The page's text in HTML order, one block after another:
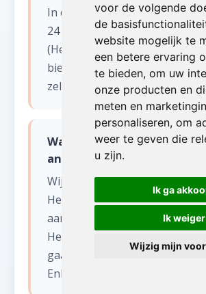
voor de volgende
de
website mogelijk te
een betere ervaring
te bieden, om uw
onze producten en
meten en
personaliseren, om
weer te geven die
u zijn.
Ik ga
Ik weiger
Wijzig mijn
In de meeste gevallen kunnen
24 tot 48 uur starten in
(Henegouwen). Voor
bieden wij ook een
zelfs in het weekend.
Wat gebeurt er met de
antiek opkopen?
Wij sorteren alles zorgvuldig.
Herbruikbare items worden
aan kringloopwinkels en goede
Henegouwen. Recycleerbaar
gaat naar erkende
Enkel restafval wordt afgevoerd.